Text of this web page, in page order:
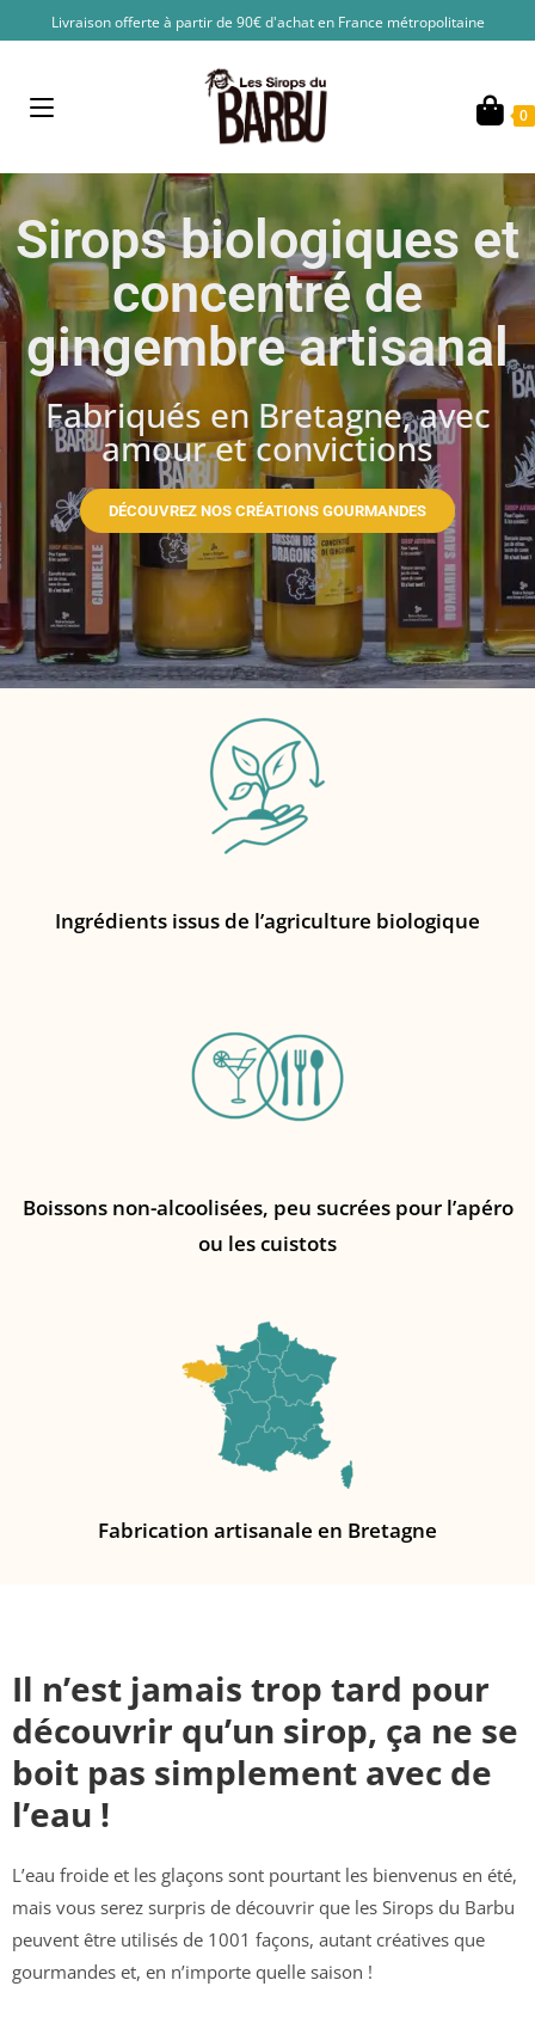
Livraison offerte à partir de 90€ d'achat en France métropolitaine
0
Sirops biologiques et
concentré de
gingembre artisanal
Fabriqués en Bretagne, avec
amour et convictions
DÉCOUVREZ NOS CRÉATIONS GOURMANDES
Ingrédients issus de l’agriculture biologique
Boissons non-alcoolisées, peu sucrées pour l’apéro
ou les cuistots
Fabrication artisanale en Bretagne
Il n’est jamais trop tard pour
découvrir qu’un sirop, ça ne se
boit pas simplement avec de
l’eau !
L’eau froide et les glaçons sont pourtant les bienvenus en été,
mais vous serez surpris de découvrir que les Sirops du Barbu
peuvent être utilisés de 1001 façons, autant créatives que
gourmandes et, en n’importe quelle saison !